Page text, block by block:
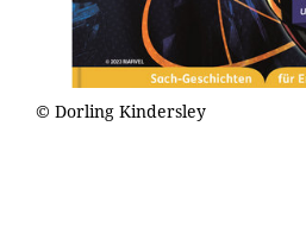
© Dorling Kindersley